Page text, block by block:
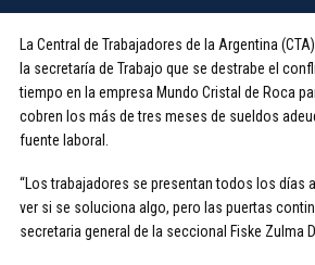
La Central de Trabajadores de la Argentina
la secretaría de Trabajo que se destrabe el
tiempo en la empresa Mundo Cristal de Roca
cobren los más de tres meses de sueldos
fuente laboral.
“Los trabajadores se presentan todos los días
ver si se soluciona algo, pero las puertas
secretaria general de la seccional Fiske Zulma